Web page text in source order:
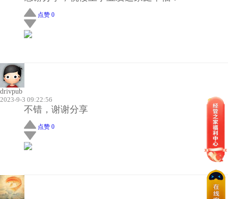
点赞 0
drivpub
2023-9-3 09:22:56
不错，谢谢分享
点赞 0